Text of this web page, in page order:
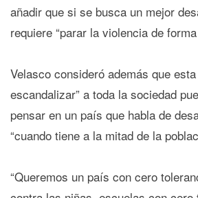
añadir que si se busca un mejor
requiere “parar la violencia de
Velasco consideró además que
escandalizar” a toda la sociedad
pensar en un país que habla de
“cuando tiene a la mitad de la
“Queremos un país con cero